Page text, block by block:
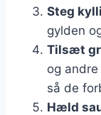
Steg
gylden
Tilsæt
og
så de
Hæld